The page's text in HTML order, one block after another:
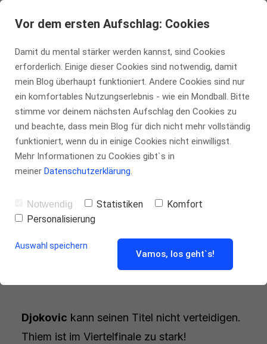
tennis-insider.de
French Open
von Marco Kühn
Die Big 4 + 1
kämpft fünf Sätze verbissen, aber
Djokovic kann seinen Titel nicht verteidigen.
Thiem ist im Viertelfinale zu stark!
Vor dem ersten Aufschlag: Cookies
Damit du mental stärker werden kannst, sind Cookies
erforderlich. Einige dieser Cookies sind notwendig, damit
mein Blog überhaupt funktioniert. Andere Cookies sind nur
ein komfortables Nutzungserlebnis - wie ein Mondball. Bitte
stimme vor deinem nächsten Aufschlag den Cookies zu
und beachte, dass mein Blog für dich nicht mehr vollständig
funktioniert, wenn du in einige Cookies nicht einwilligst.
Mehr Informationen zu Cookies gibt`s in
meiner Datenschutzerklärung.
Notwendig Statistiken
Komfort
Personalisierung
Auswahl speichern
Vamos, los geht`s!